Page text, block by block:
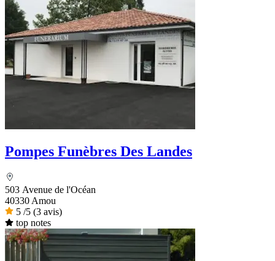
Pompes Funèbres Des Landes
503 Avenue de l'Océan
40330 Amou
5 /5 (3 avis)
top notes